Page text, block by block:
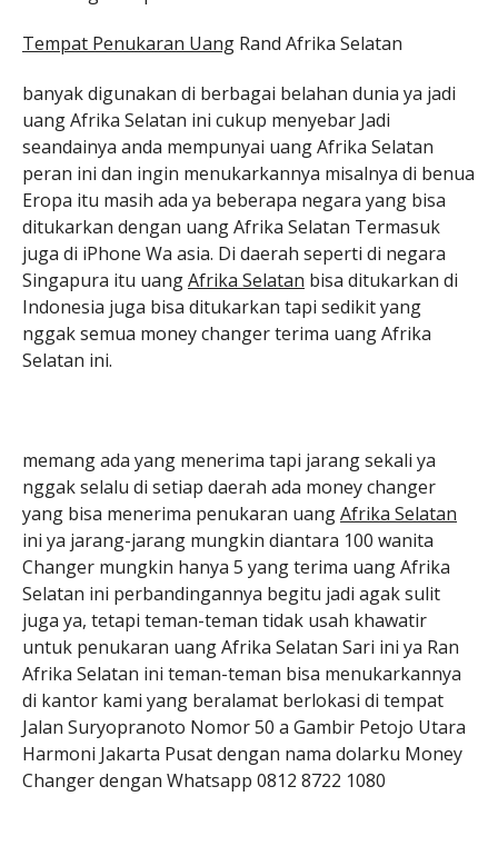
Tempat Penukaran Uang Rand Afrika Selatan
banyak digunakan di berbagai belahan dunia ya jadi
uang Afrika Selatan ini cukup menyebar Jadi
seandainya anda mempunyai uang Afrika Selatan
peran ini dan ingin menukarkannya misalnya di benua
Eropa itu masih ada ya beberapa negara yang bisa
ditukarkan dengan uang Afrika Selatan Termasuk
juga di iPhone Wa asia. Di daerah seperti di negara
Singapura itu uangAfrika Selatan bisa ditukarkan di
Indonesia juga bisa ditukarkan tapi sedikit yang
nggak semua money changer terima uang Afrika
Selatan ini.
memang ada yang menerima tapi jarang sekali ya
nggak selalu di setiap daerah ada money changer
yang bisa menerima penukaran uangAfrika Selatan
ini ya jarang-jarang mungkin diantara 100 wanita
Changer mungkin hanya 5 yang terima uang Afrika
Selatan ini perbandingannya begitu jadi agak sulit
juga ya, tetapi teman-teman tidak usah khawatir
untuk penukaran uang Afrika Selatan Sari ini ya Ran
Afrika Selatan ini teman-teman bisa menukarkannya
di kantor kami yang beralamat berlokasi di tempat
Jalan Suryopranoto Nomor 50 a Gambir Petojo Utara
Harmoni Jakarta Pusat dengan nama dolarku Money
Changer dengan Whatsapp 0812 8722 1080